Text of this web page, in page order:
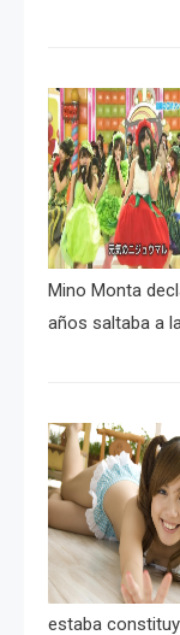
Mino Monta
años saltaba a
estaba